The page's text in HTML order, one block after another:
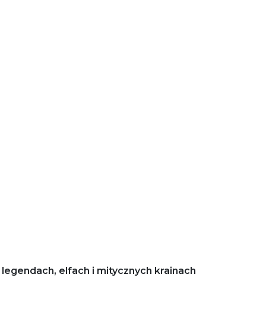
elfach i mitycznych krainach